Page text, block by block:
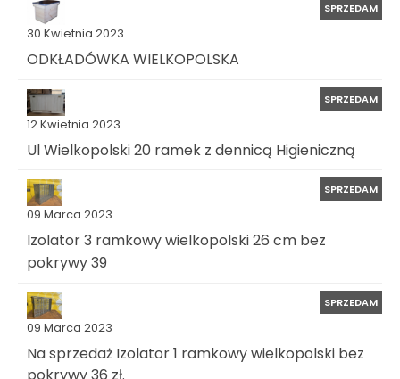
30 Kwietnia 2023
SPRZEDAM
ODKŁADÓWKA WIELKOPOLSKA
12 Kwietnia 2023
SPRZEDAM
Ul Wielkopolski 20 ramek z dennicą Higieniczną
09 Marca 2023
SPRZEDAM
Izolator 3 ramkowy wielkopolski 26 cm bez
pokrywy 39
09 Marca 2023
SPRZEDAM
Na sprzedaż Izolator 1 ramkowy wielkopolski bez
pokrywy 36 zł.